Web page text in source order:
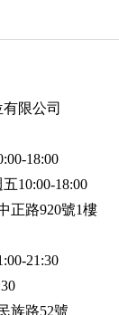
限公司
18:00
10:00-18:00
正路920號1樓
21:30
族路52號